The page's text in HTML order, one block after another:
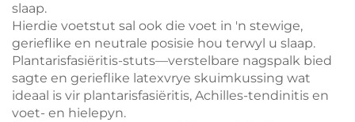
slaap.
Hierdie voetstut sal ook die voet in 'n stewige,
gerieflike en neutrale posisie hou terwyl u slaap.
Plantarisfasiëritis-stuts—verstelbare nagspalk bied
sagte en gerieflike latexvrye skuimkussing wat
ideaal is vir plantarisfasiëritis, Achilles-tendinitis en
voet- en hielepyn.